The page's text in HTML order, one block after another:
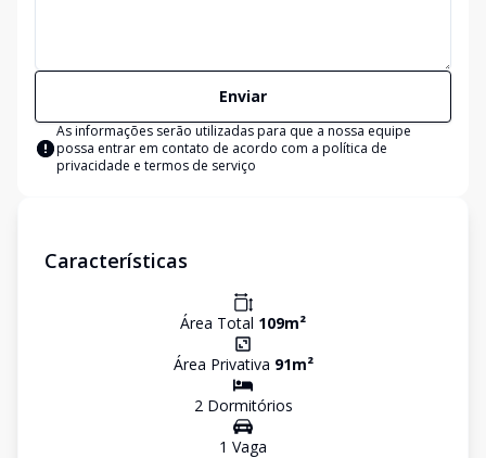
Enviar
As informações serão utilizadas para que a nossa equipe
possa entrar em contato de acordo com a política de
privacidade e termos de serviço
Características
Área Total 109m²
Área Privativa 91m²
2Dormitórios
1 Vaga